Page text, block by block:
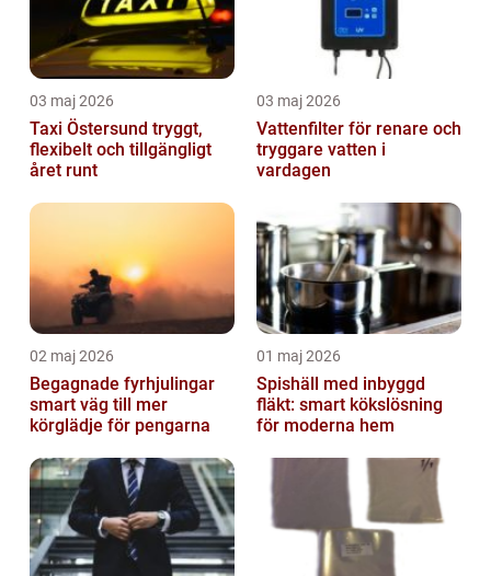
03 maj 2026
Taxi Östersund tryggt,
flexibelt och tillgängligt
året runt
03 maj 2026
Vattenfilter för renare och
tryggare vatten i
vardagen
02 maj 2026
Begagnade fyrhjulingar
smart väg till mer
körglädje för pengarna
01 maj 2026
Spishäll med inbyggd
fläkt: smart kökslösning
för moderna hem